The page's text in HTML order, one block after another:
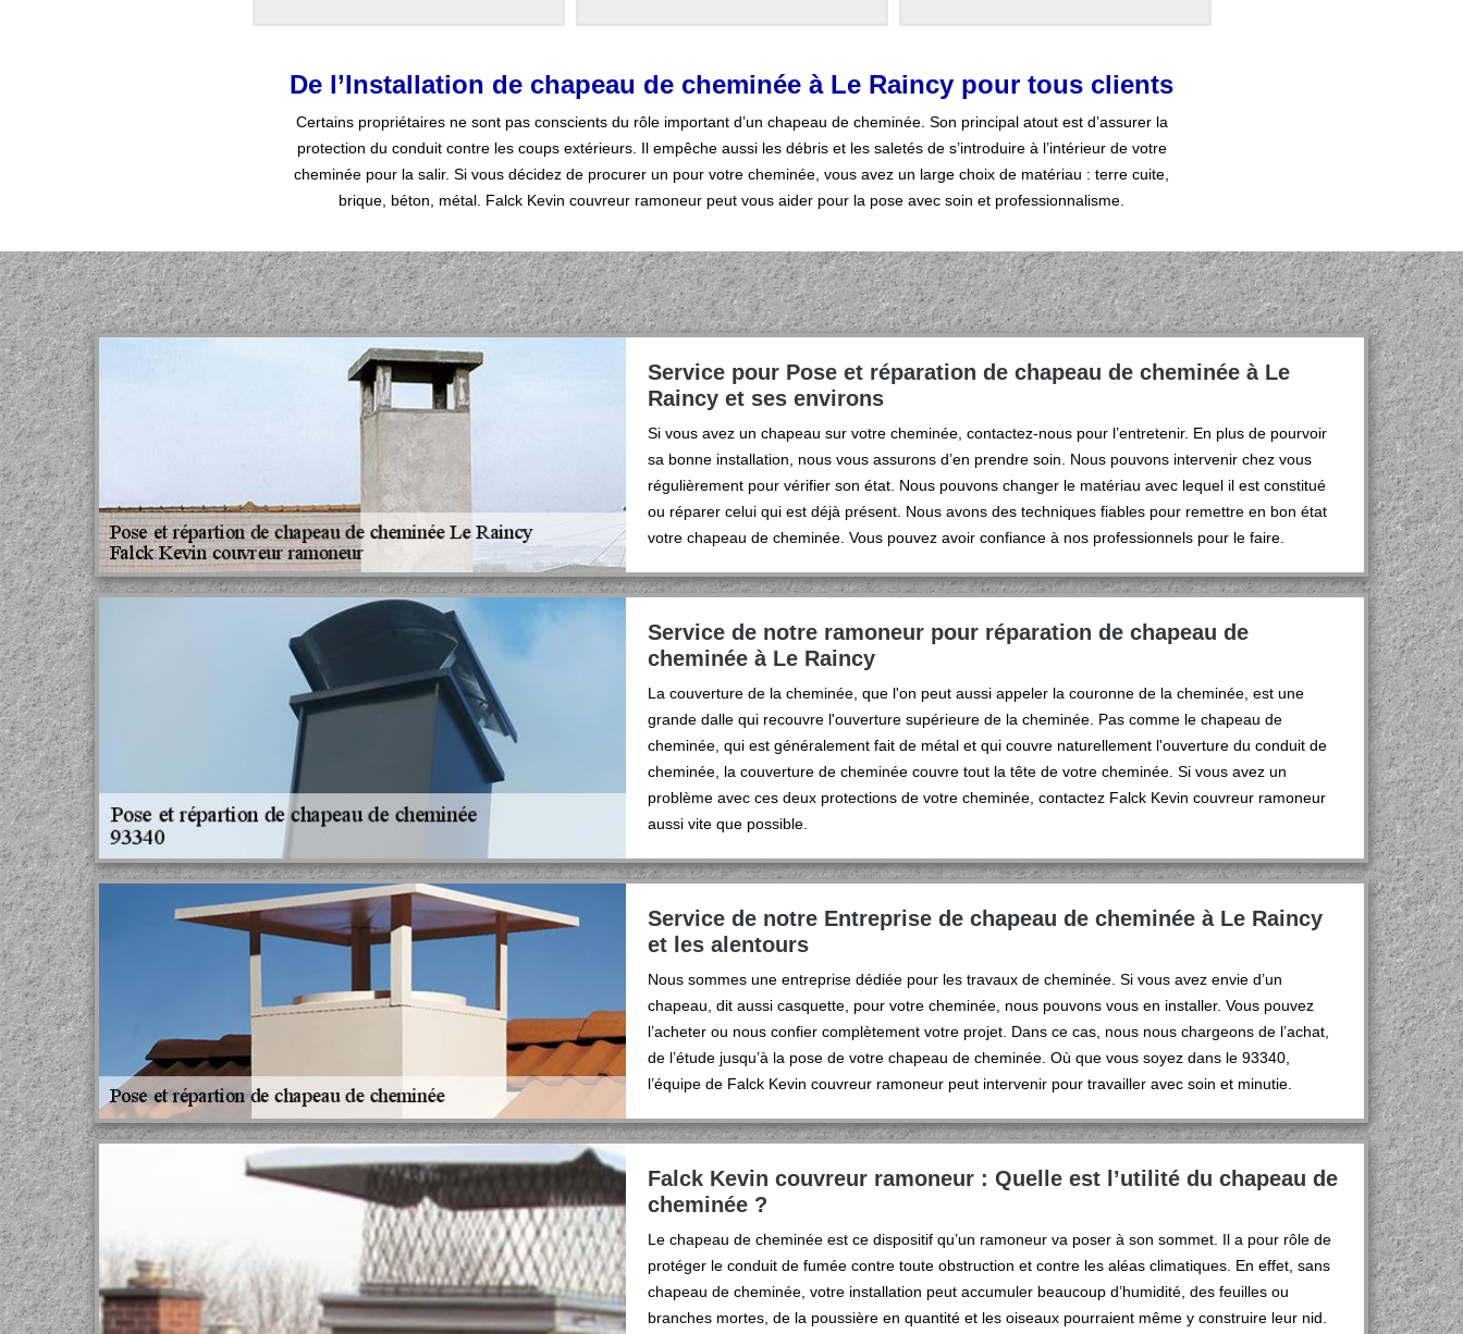
De l’Installation de chapeau de cheminée à Le Raincy pour tous clients
Certains propriétaires ne sont pas conscients du rôle important d’un chapeau de cheminée. Son principal atout est d’assurer la
protection du conduit contre les coups extérieurs. Il empêche aussi les débris et les saletés de s’introduire à l’intérieur de votre
cheminée pour la salir. Si vous décidez de procurer un pour votre cheminée, vous avez un large choix de matériau : terre cuite,
brique, béton, métal. Falck Kevin couvreur ramoneur peut vous aider pour la pose avec soin et professionnalisme.
Service pour Pose et réparation de chapeau de cheminée à Le
Raincy et ses environs
Si vous avez un chapeau sur votre cheminée, contactez-nous pour l’entretenir. En plus de pourvoir
sa bonne installation, nous vous assurons d’en prendre soin. Nous pouvons intervenir chez vous
régulièrement pour vérifier son état. Nous pouvons changer le matériau avec lequel il est constitué
ou réparer celui qui est déjà présent. Nous avons des techniques fiables pour remettre en bon état
votre chapeau de cheminée. Vous pouvez avoir confiance à nos professionnels pour le faire.
Service de notre ramoneur pour réparation de chapeau de
cheminée à Le Raincy
La couverture de la cheminée, que l'on peut aussi appeler la couronne de la cheminée, est une
grande dalle qui recouvre l'ouverture supérieure de la cheminée. Pas comme le chapeau de
cheminée, qui est généralement fait de métal et qui couvre naturellement l'ouverture du conduit de
cheminée, la couverture de cheminée couvre tout la tête de votre cheminée. Si vous avez un
problème avec ces deux protections de votre cheminée, contactez Falck Kevin couvreur ramoneur
aussi vite que possible.
Service de notre Entreprise de chapeau de cheminée à Le Raincy
et les alentours
Nous sommes une entreprise dédiée pour les travaux de cheminée. Si vous avez envie d’un
chapeau, dit aussi casquette, pour votre cheminée, nous pouvons vous en installer. Vous pouvez
l’acheter ou nous confier complètement votre projet. Dans ce cas, nous nous chargeons de l’achat,
de l’étude jusqu’à la pose de votre chapeau de cheminée. Où que vous soyez dans le 93340,
l’équipe de Falck Kevin couvreur ramoneur peut intervenir pour travailler avec soin et minutie.
Falck Kevin couvreur ramoneur : Quelle est l’utilité du chapeau de
cheminée ?
Le chapeau de cheminée est ce dispositif qu’un ramoneur va poser à son sommet. Il a pour rôle de
protéger le conduit de fumée contre toute obstruction et contre les aléas climatiques. En effet, sans
chapeau de cheminée, votre installation peut accumuler beaucoup d’humidité, des feuilles ou
branches mortes, de la poussière en quantité et les oiseaux pourraient même y construire leur nid.